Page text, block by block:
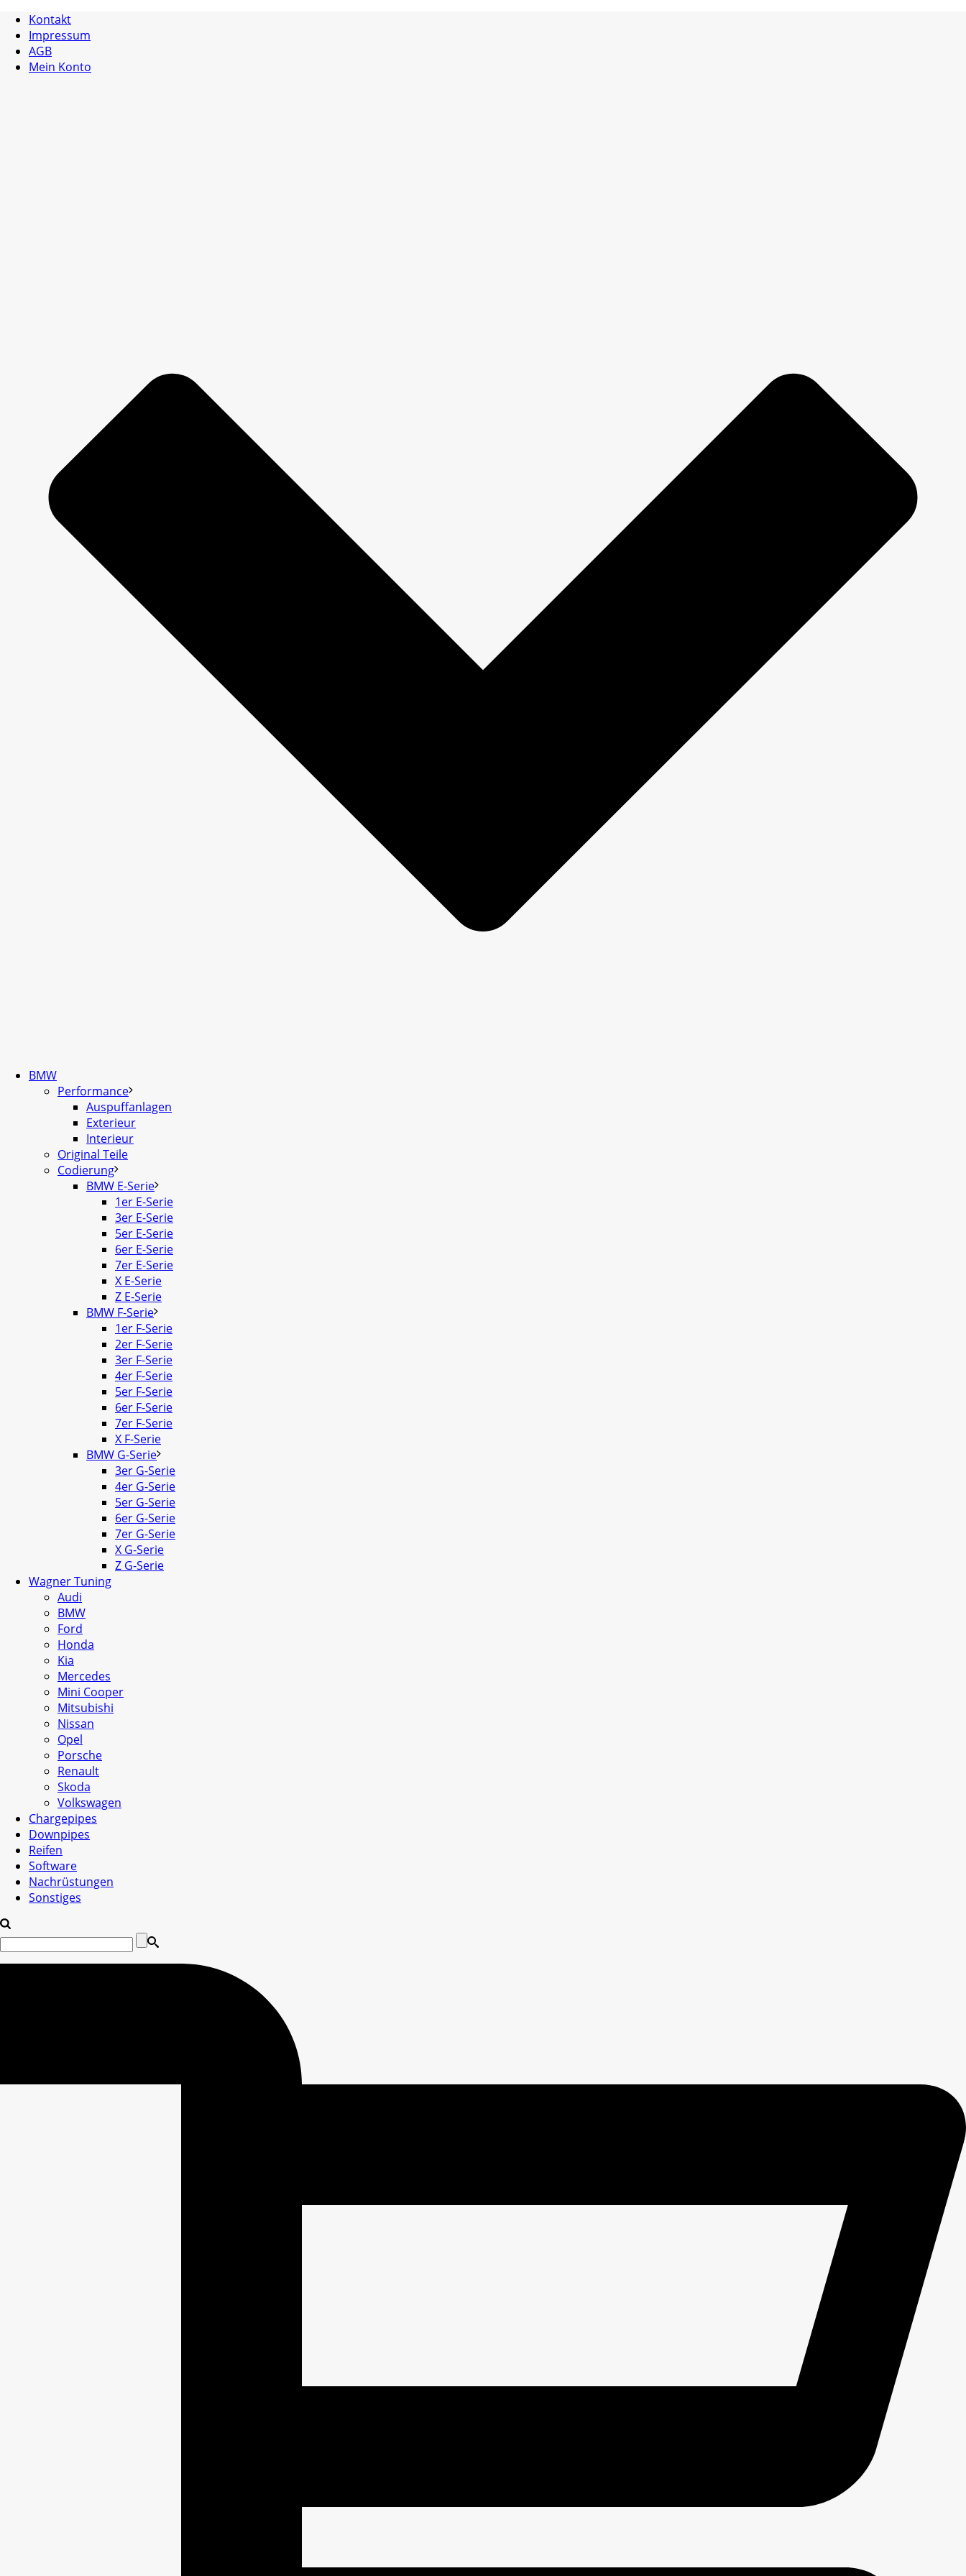
Kontakt
Impressum
AGB
Mein Konto
BMW
Performance
Auspuffanlagen
Exterieur
Interieur
Original Teile
Codierung
BMW E-Serie
1er E-Serie
3er E-Serie
5er E-Serie
6er E-Serie
7er E-Serie
X E-Serie
Z E-Serie
BMW F-Serie
1er F-Serie
2er F-Serie
3er F-Serie
4er F-Serie
5er F-Serie
6er F-Serie
7er F-Serie
X F-Serie
BMW G-Serie
3er G-Serie
4er G-Serie
5er G-Serie
6er G-Serie
7er G-Serie
X G-Serie
Z G-Serie
Wagner Tuning
Audi
BMW
Ford
Honda
Kia
Mercedes
Mini Cooper
Mitsubishi
Nissan
Opel
Porsche
Renault
Skoda
Volkswagen
Chargepipes
Downpipes
Reifen
Software
Nachrüstungen
Sonstiges